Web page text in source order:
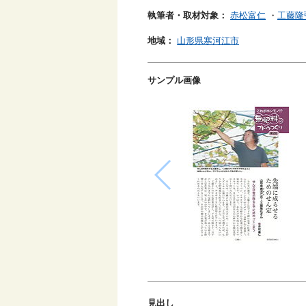
執筆者・取材対象： 赤松富仁 ・ 工藤隆
地域： 山形県寒河江市
サンプル画像
見出し